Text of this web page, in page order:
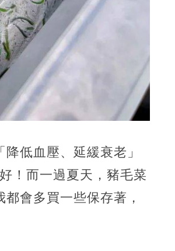
低血壓、延緩衰老」
！而一過夏天，豬毛菜
會多買一些保存著，